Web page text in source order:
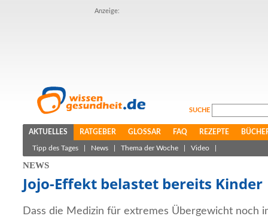
Anzeige:
SUCHE
AKTUELLES RATGEBER GLOSSAR FAQ REZEPTE
Tipp des Tages News Thema der Woche Video
NEWS
Jojo-Effekt belastet bereits Kinder
Dass die Medizin für extremes Übergewicht noch